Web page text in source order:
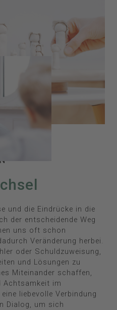
und die Eindrücke in die
der entscheidende Weg
uns oft schon
Veränderung herbei.
oder Schuldzuweisung,
und Lösungen zu
Miteinander schaffen,
Achtsamkeit im
liebevolle Verbindung
Dialog, um sich